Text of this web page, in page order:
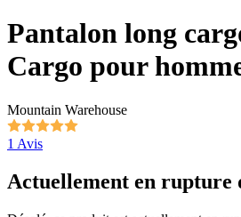
Pantalon long
Cargo pour
Mountain Warehouse
1 Avis
Actuellement en rupture